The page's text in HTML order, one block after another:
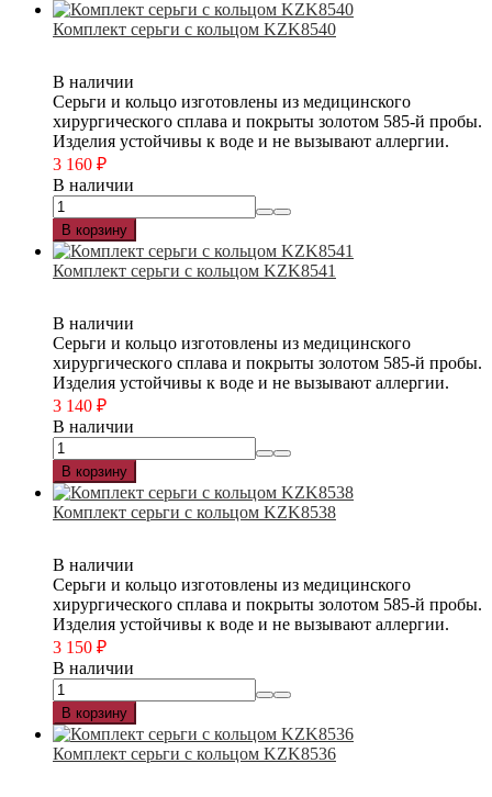
Комплект серьги с кольцом KZK8540
В наличии
Серьги и кольцо изготовлены из медицинского
хирургического сплава и покрыты золотом 585-й пробы.
Изделия устойчивы к воде и не вызывают аллергии.
3 160 ₽
В наличии
В корзину
Комплект серьги с кольцом KZK8541
В наличии
Серьги и кольцо изготовлены из медицинского
хирургического сплава и покрыты золотом 585-й пробы.
Изделия устойчивы к воде и не вызывают аллергии.
3 140 ₽
В наличии
В корзину
Комплект серьги с кольцом KZK8538
В наличии
Серьги и кольцо изготовлены из медицинского
хирургического сплава и покрыты золотом 585-й пробы.
Изделия устойчивы к воде и не вызывают аллергии.
3 150 ₽
В наличии
В корзину
Комплект серьги с кольцом KZK8536